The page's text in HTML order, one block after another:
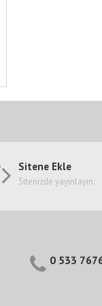
Sitene Ekle
Sitenizde yayınlayın.
0 533